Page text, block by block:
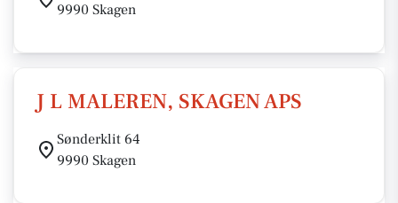
9990 Skagen
J L MALEREN, SKAGEN APS
Sønderklit 64
9990 Skagen